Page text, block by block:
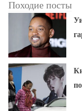
Походие посты